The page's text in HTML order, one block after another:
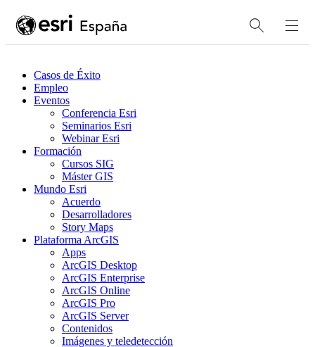
Casos de Éxito
Empleo
Eventos
Conferencia Esri
Seminarios Esri
Webinar Esri
Formación
Cursos SIG
Máster GIS
Mundo Esri
Acuerdo
Desarrolladores
Story Maps
Plataforma ArcGIS
Apps
ArcGIS Desktop
ArcGIS Enterprise
ArcGIS Online
ArcGIS Pro
ArcGIS Server
Contenidos
Imágenes y teledetección